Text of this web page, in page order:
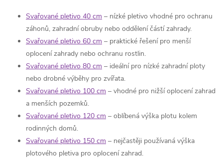
Svařované pletivo 40 cm – nízké pletivo vhodné pro ochranu
záhonů, zahradní obruby nebo oddělení částí zahrady.
Svařované pletivo 60 cm – praktické řešení pro menší
oplocení zahrady nebo ochranu rostlin.
Svařované pletivo 80 cm – ideální pro nízké zahradní ploty
nebo drobné výběhy pro zvířata.
Svařované pletivo 100 cm – vhodné pro nižší oplocení zahrad
a menších pozemků.
Svařované pletivo 120 cm – oblíbená výška plotu kolem
rodinných domů.
Svařované pletivo 150 cm – nejčastěji používaná výška
plotového pletiva pro oplocení zahrad.